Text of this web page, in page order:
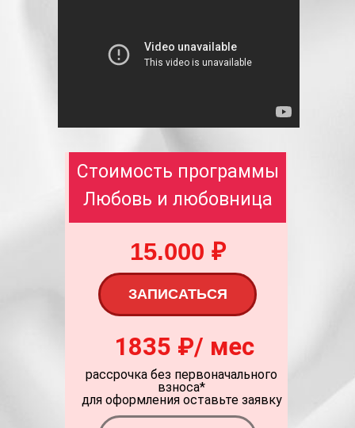
рассрочка без первоначального
взноса*
для оформления оставьте заявку
ЗАПИСАТЬСЯ
15.000 ₽
1835 ₽/ мес
Стоимость программы
Любовь и любовница